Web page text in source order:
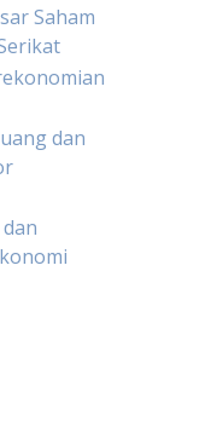
Saham
dan